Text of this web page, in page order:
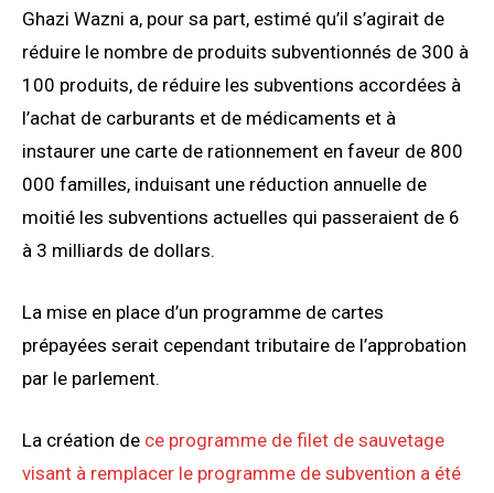
Ghazi Wazni a, pour sa part, estimé qu’il s’agirait de
réduire le nombre de produits subventionnés de 300 à
100 produits, de réduire les subventions accordées à
l’achat de carburants et de médicaments et à
instaurer une carte de rationnement en faveur de 800
000 familles, induisant une réduction annuelle de
moitié les subventions actuelles qui passeraient de 6
à 3 milliards de dollars.
La mise en place d’un programme de cartes
prépayées serait cependant tributaire de l’approbation
par le parlement.
La création de ce programme de filet de sauvetage
visant à remplacer le programme de subvention a été